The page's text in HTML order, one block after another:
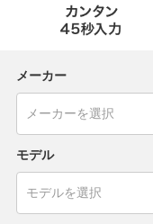
メーカー
モデル